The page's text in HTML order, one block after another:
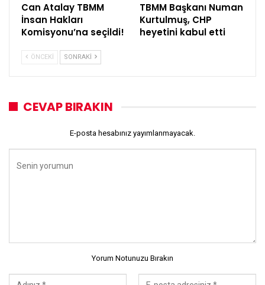
Can Atalay TBMM
İnsan Hakları
Komisyonu’na seçildi!
TBMM Başkanı Numan
Kurtulmuş, CHP
heyetini kabul etti
ÖNCEKI SONRAKI
CEVAP BIRAKIN
E-posta hesabınız yayımlanmayacak.
Yorum Notunuzu Bırakın